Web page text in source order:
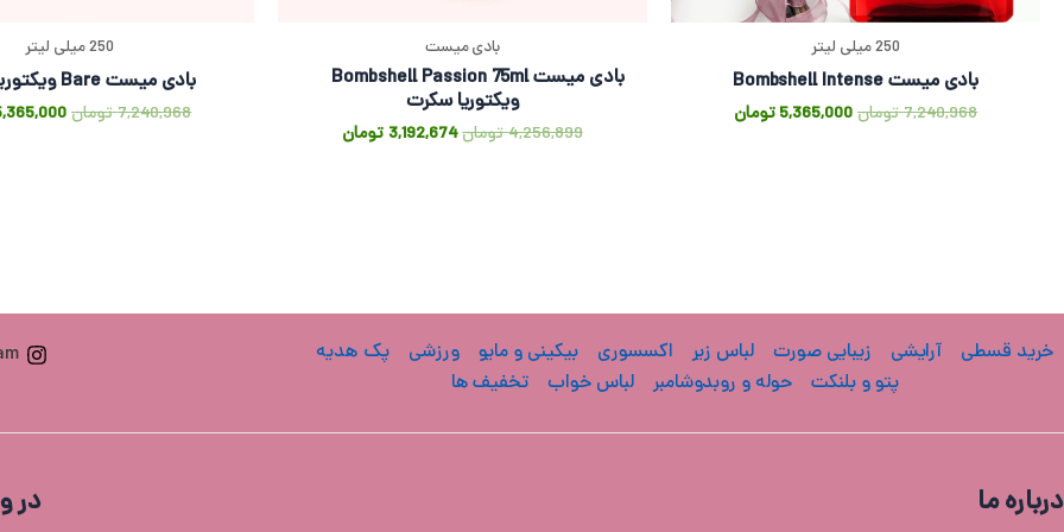
250 میلی لیتر
بادی میست Bombshell Intense
7,240,968تومان5,365,000 تومان
بادی میست
بادی میست Bombshell Passion 75ml
ویکتوریا سکرت
4,256,899تومان3,192,674 تومان
250 میلی لیتر
بادی میست Bare ویکتوریا سکرت
7,240,968تومان
خرید قسطی آرایشی زیبایی صورت لباس زیر اکسسوری بیکینی و مایو ورزشی
پک هدیه
پتو و بلنکت
حوله و روبدوشامبر لباس خواب تخفیف ها
درباره ما در